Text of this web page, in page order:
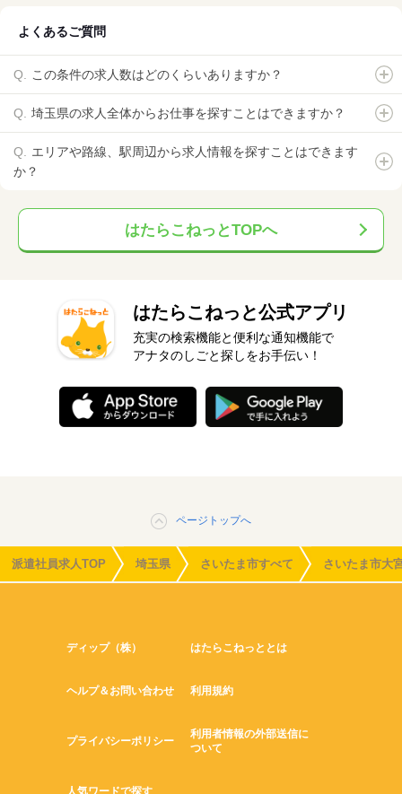
よくあるご質問
この条件の求人数はどのくらいありますか？
埼玉県の求人全体からお仕事を探すことはできますか？
エリアや路線、駅周辺から求人情報を探すことはできます
か？
はたらこねっとTOPへ
はたらこねっと公式アプリ
充実の検索機能と便利な通知機能で
アナタのしごと探しをお手伝い！
ページトップへ
派遣社員求人TOP 埼玉県 さいたま市すべて さいたま市大
ディップ（株） はたらこねっととは
ヘルプ＆お問い合わせ 利用規約
プライバシーポリシー
利用者情報の外部送信に
ついて